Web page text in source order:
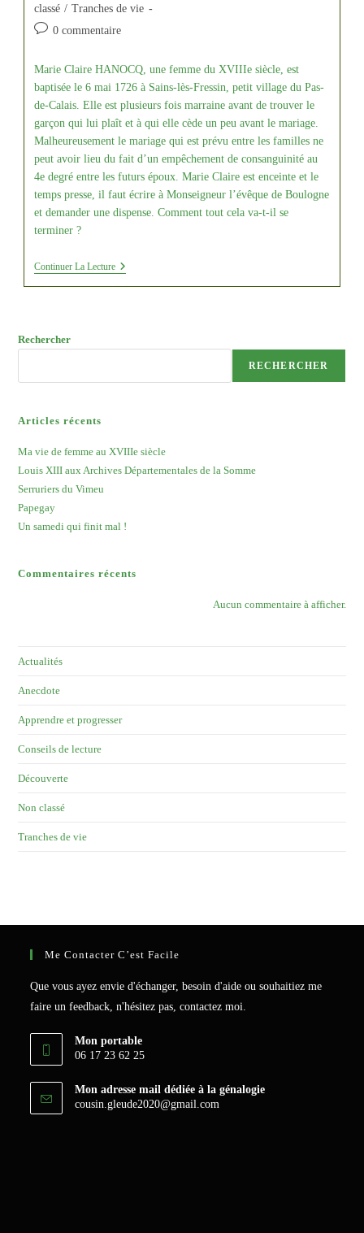
category:
classé / Tranches de vie
Commentaires
la
0 commentaire
Marie Claire HANOCQ, une femme du XVIIIe siècle, est
baptisée le 6 mai 1726 à Sains-lès-Fressin, petit village du Pas-
de-Calais. Elle est plusieurs fois marraine avant de trouver le
garçon qui lui plaît et à qui elle cède un peu avant le mariage.
Malheureusement le mariage qui est prévu entre les familles ne
peut avoir lieu du fait d’un empêchement de consanguinité au
4e degré entre les futurs époux. Marie Claire est enceinte et le
temps presse, il faut écrire à Monseigneur l’évêque de Boulogne
et demander une dispense. Comment tout cela va-t-il se
terminer ?
Continuer La LectureMa
Rechercher
RECHERCHER
Articles récents
Ma vie de femme au XVIIIe siècle
Louis XIII aux Archives Départementales de la Somme
Serruriers du Vimeu
Papegay
Un samedi qui finit mal !
Commentaires récents
Aucun commentaire à afficher.
Actualités
Anecdote
Apprendre et progresser
Conseils de lecture
Découverte
Non classé
Tranches de vie
Me Contacter C’est Facile
Que vous ayez envie d'échanger, besoin d'aide ou souhaitiez me
faire un feedback, n'hésitez pas, contactez moi.
Mon portable
06 17 23 62 25
Mon adresse mail dédiée à la génalogie
cousin.gleude2020@gmail.com